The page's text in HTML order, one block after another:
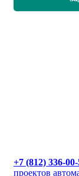
+7 (812) 336-
проектов